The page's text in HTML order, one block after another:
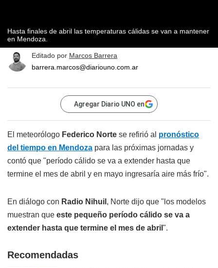
Hasta finales de abril las temperaturas cálidas se van a mantener
en Mendoza.
Editado por Marcos Barrera
barrera.marcos@diariouno.com.ar
Agregar Diario UNO en
El meteorólogo Federico Norte se refirió al pronóstico
del tiempo en Mendoza para las próximas jornadas y
contó que "período cálido se va a extender hasta que
termine el mes de abril y en mayo ingresaría aire más frío".
En diálogo con Radio Nihuil , Norte dijo que "los modelos
muestran que este pequeño período cálido se va a
extender hasta que termine el mes de abril ".
Recomendadas